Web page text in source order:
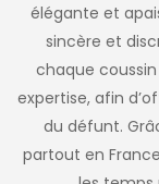
élégante et
sincère et
chaque
expertise, afin
du défunt.
partout en